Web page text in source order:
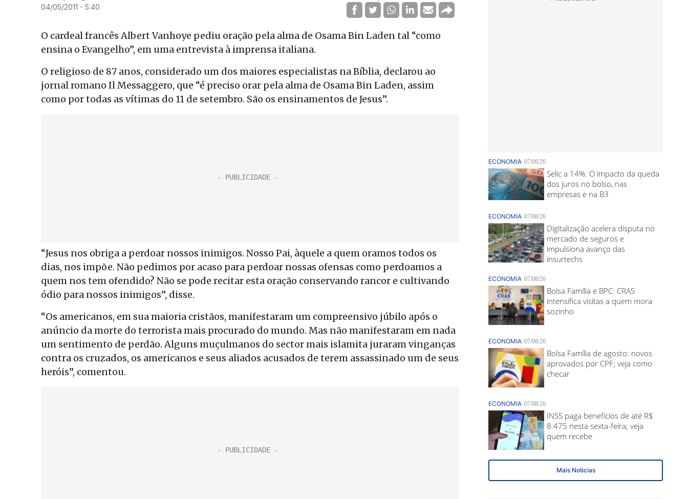
04/05/2011 - 5:40
O cardeal francês Albert Vanhoye pediu oração pela alma de Osama Bin Laden tal “como
ensina o Evangelho”, em uma entrevista à imprensa italiana.
O religioso de 87 anos, considerado um dos maiores especialistas na Bíblia, declarou ao
jornal romano Il Messaggero, que “é preciso orar pela alma de Osama Bin Laden, assim
como por todas as vítimas do 11 de setembro. São os ensinamentos de Jesus”.
“Jesus nos obriga a perdoar nossos inimigos. Nosso Pai, àquele a quem oramos todos os
dias, nos impõe. Não pedimos por acaso para perdoar nossas ofensas como perdoamos a
quem nos tem ofendido? Não se pode recitar esta oração conservando rancor e cultivando
ódio para nossos inimigos”, disse.
“Os americanos, em sua maioria cristãos, manifestaram um compreensivo júbilo após o
anúncio da morte do terrorista mais procurado do mundo. Mas não manifestaram em nada
um sentimento de perdão. Alguns muçulmanos do sector mais islamita juraram vinganças
contra os cruzados, os americanos e seus aliados acusados de terem assassinado um de seus
heróis”, comentou.